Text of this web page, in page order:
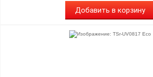
Добавить в корзину